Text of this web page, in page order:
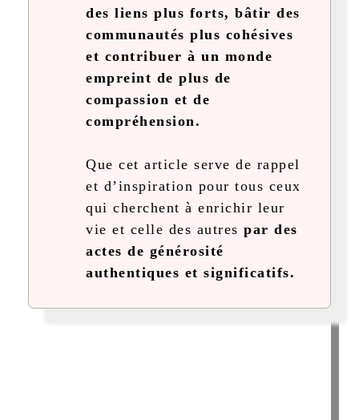
des liens plus forts, bâtir des
communautés plus cohésives
et contribuer à un monde
empreint de plus de
compassion et de
compréhension.
Que cet article serve de rappel
et d’inspiration pour tous ceux
qui cherchent à enrichir leur
vie et celle des autres par des
actes de générosité
authentiques et significatifs.